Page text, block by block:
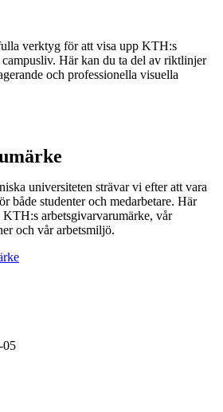
verktyg för att visa upp KTH:s
Här kan du ta del av riktlinjer
och professionella visuella
universiteten strävar vi efter att vara
både studenter och medarbetare. Här
KTH:s arbetsgivarvarumärke, vår
och vår arbetsmiljö.
05